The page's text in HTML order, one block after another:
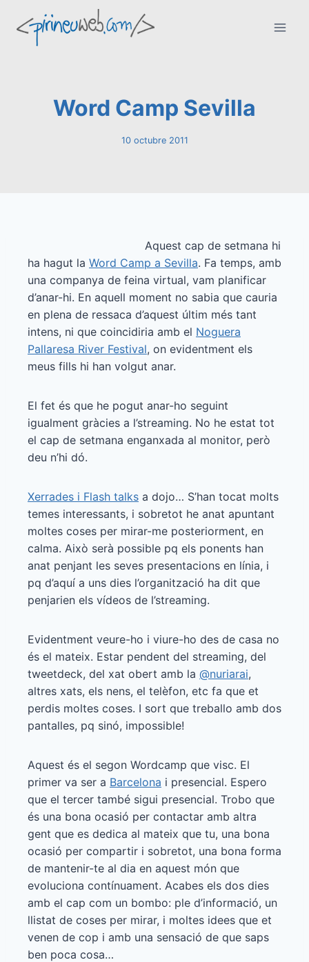
contingut
Word Camp Sevilla
10 octubre 2011
Aquest cap de setmana hi
ha hagut la Word Camp a Sevilla. Fa temps, amb
una companya de feina virtual, vam planificar
d’anar-hi. En aquell moment no sabia que cauria
en plena de ressaca d’aquest últim més tant
intens, ni que coincidiria amb el Noguera
Pallaresa River Festival, on evidentment els
meus fills hi han volgut anar.
El fet és que he pogut anar-ho seguint
igualment gràcies a l’streaming. No he estat tot
el cap de setmana enganxada al monitor, però
deu n’hi dó.
Xerrades i Flash talks a dojo… S’han tocat molts
temes interessants, i sobretot he anat apuntant
moltes coses per mirar-me posteriorment, en
calma. Això serà possible pq els ponents han
anat penjant les seves presentacions en línia, i
pq d’aquí a uns dies l’organització ha dit que
penjarien els vídeos de l’streaming.
Evidentment veure-ho i viure-ho des de casa no
és el mateix. Estar pendent del streaming, del
tweetdeck, del xat obert amb la @nuriarai,
altres xats, els nens, el telèfon, etc fa que et
perdis moltes coses. I sort que treballo amb dos
pantalles, pq sinó, impossible!
Aquest és el segon Wordcamp que visc. El
primer va ser a Barcelona i presencial. Espero
que el tercer també sigui presencial. Trobo que
és una bona ocasió per contactar amb altra
gent que es dedica al mateix que tu, una bona
ocasió per compartir i sobretot, una bona forma
de mantenir-te al dia en aquest món que
evoluciona contínuament. Acabes els dos dies
amb el cap com un bombo: ple d’informació, un
llistat de coses per mirar, i moltes idees que et
venen de cop i amb una sensació de que saps
ben poca cosa…